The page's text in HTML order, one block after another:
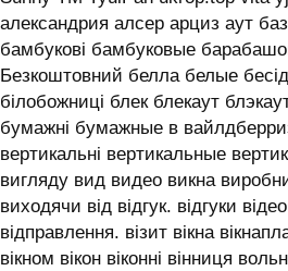
александрия алсер арциз аут
бамбукові бамбуковые
Безкоштовний белла белые
білобожниці блек блекаут
бумажні бумажные в
вертикальні вертикальные
вигляду вид видео викна
виходячи від відгук. відгуки
відправлення. візит вікна
вікном вікон віконні вінниця